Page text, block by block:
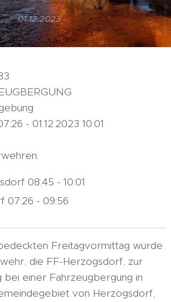
01.12.2023
- 01.12.2023 10:01
08:45 - 10:01
07:26 - 09:56
Freitagvormittag wurde
die FF-Herzogsdorf, zur
bei einer Fahrzeugbergung in
von Herzogsdorf,